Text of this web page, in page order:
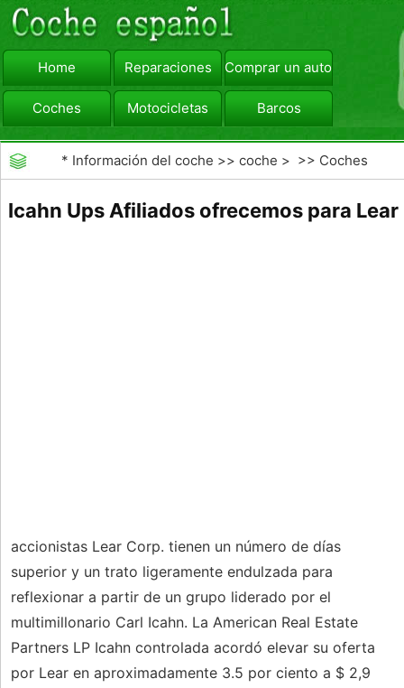
Home Reparaciones Comprar un automóvil
Coches Motocicletas Barcos
viajar Camiones
* Información del coche >>coche > >> Coches
Icahn Ups Afiliados ofrecemos para Lear
accionistas Lear Corp. tienen un número de días
superior y un trato ligeramente endulzada para
reflexionar a partir de un grupo liderado por el
multimillonario Carl Icahn. La American Real Estate
Partners LP Icahn controlada acordó elevar su oferta
por Lear en aproximadamente 3.5 por ciento a $ 2,9